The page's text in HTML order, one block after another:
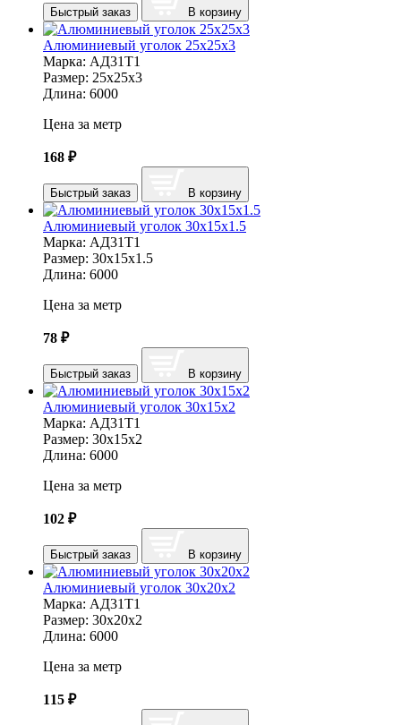
Быстрый заказ В корзину
Алюминиевый уголок 25х25х3
Марка: АД31Т1
Размер: 25х25х3
Длина: 6000
Цена за метр
168 ₽
Быстрый заказ В корзину
Алюминиевый уголок 30х15х1.5
Марка: АД31Т1
Размер: 30х15х1.5
Длина: 6000
Цена за метр
78 ₽
Быстрый заказ В корзину
Алюминиевый уголок 30х15х2
Марка: АД31Т1
Размер: 30х15х2
Длина: 6000
Цена за метр
102 ₽
Быстрый заказ В корзину
Алюминиевый уголок 30х20х2
Марка: АД31Т1
Размер: 30х20х2
Длина: 6000
Цена за метр
115 ₽